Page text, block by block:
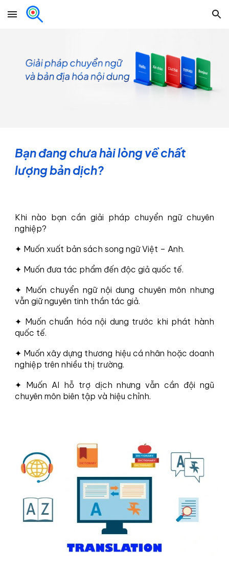
Skip to main content Skip to navigation
Bạn đang chưa hài lòng về chất
lượng bản dịch?
Khi nào bạn cần giải pháp chuyển ngữ chuyên
nghiệp?
✦ Muốn xuất bản sách song ngữ Việt – Anh.
✦ Muốn đưa tác phẩm đến độc giả quốc tế.
✦ Muốn chuyển ngữ nội dung chuyên môn nhưng
vẫn giữ nguyên tinh thần tác giả.
✦ Muốn chuẩn hóa nội dung trước khi phát hành
quốc tế.
✦ Muốn xây dựng thương hiệu cá nhân hoặc doanh
nghiệp trên nhiều thị trường.
✦ Muốn AI hỗ trợ dịch nhưng vẫn cần đội ngũ
chuyên môn biên tập và hiệu chỉnh.